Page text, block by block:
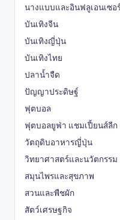
นางแบบและอินฟลูเอนเซอ
บันเทิงจีน
บันเทิงญี่ปุ่น
บันเทิงไทย
ปลาน้ำจืด
ปัญญาประดิษฐ์
ฟุตบอล
ฟุตบอลยูฟ่า แชมเปี้ยนส์ลีก
วัตถุดิบอาหารญี่ปุ่น
วิทยาศาสตร์และนวัตกรรม
สมุนไพรและสุขภาพ
สวนและพืชผัก
สัตว์เศรษฐกิจ